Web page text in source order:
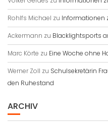
Rohlfs Michael zu Informationen
Ackermann zu Blacklightsports
Marc Körte zu Eine Woche ohne
Werner Zoll zu Schulsekretärin
den Ruhestand
ARCHIV